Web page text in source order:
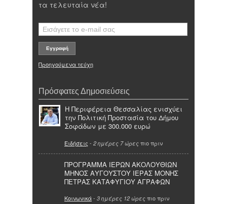
τα τελευταία νέα!
Προηγούμενα τεύχη
Πρόσφατες Δημοσιεύσεις
Η Περιφέρεια Θεσσαλίας ενισχύει
την Πολιτική Προστασία του Δήμου
Σοφάδων με 300.000 ευρώ
Ειδήσεις - 2 ημέρες 7 ώρες πιο πριν
ΠΡΟΓΡΑΜΜΑ ΙΕΡΩΝ ΑΚΟΛΟΥΘΙΩΝ
ΜΗΝΟΣ ΑΥΓΟΥΣΤΟΥ ΙΕΡΑΣ ΜΟΝΗΣ
ΠΕΤΡΑΣ ΚΑΤΑΦΥΓΙΟΥ ΑΓΡΑΦΩΝ
Κοινωνικά- 3 ημέρες 12 ώρες πιο πριν